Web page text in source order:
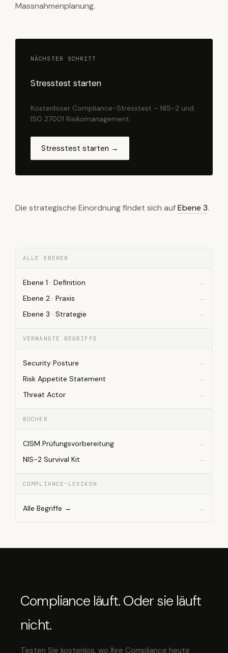
Massnahmenplanung.
NÄCHSTER SCHRITT
Stresstest starten
Kostenloser Compliance-Stresstest – NIS-2 und
ISO 27001 Risikomanagement.
Stresstest starten →
Die strategische Einordnung findet sich aufEbene 3.
ALLE EBENEN
Ebene 1 · Definition
Ebene 2 · Praxis
Ebene 3 · Strategie
VERWANDTE BEGRIFFE
Security Posture
Risk Appetite Statement
Threat Actor
BÜCHER
CISM Prüfungsvorbereitung
NIS-2 Survival Kit
COMPLIANCE-LEXIKON
Alle Begriffe →
Compliance läuft. Oder sie läuft
nicht.
Testen Sie kostenlos, wo Ihre Compliance heute